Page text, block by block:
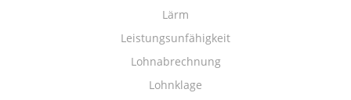
Lärm
Leistungsunfähigkeit
Lohnabrechnung
Lohnklage